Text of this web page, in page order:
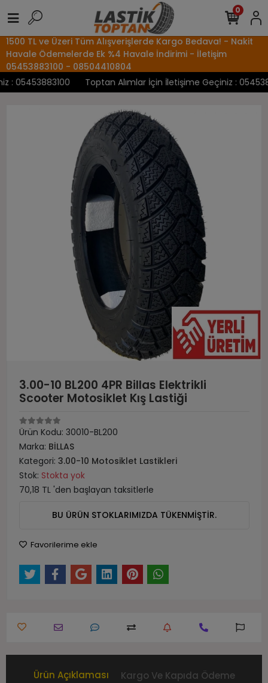
1500 TL ve Üzeri Tüm Alışverişlerde Kargo Bedava! - Nakit
Havale Ödemelerde Ek %4 Havale İndirimi - İletişim
05453883100 - 08504410804
05453883100
Toptan Alımlar İçin İletişime Geçiniz :
0
3.00-10 BL200 4PR Billas Elektrikli
Scooter Motosiklet Kış Lastiği
Ürün Kodu: 30010-BL200
Marka: BİLLAS
Kategori: 3.00-10 Motosiklet Lastikleri
Stok: Stokta yok
70,18 TL 'den başlayan taksitlerle
BU ÜRÜN STOKLARIMIZDA TÜKENMİŞTİR.
Favorilerime ekle
Ürün Açıklaması Kargo Ve Kapıda Ödeme